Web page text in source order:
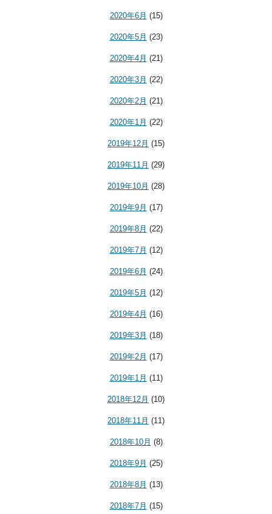
2020年6月 (15)
2020年5月 (23)
2020年4月 (21)
2020年3月 (22)
2020年2月 (21)
2020年1月 (22)
2019年12月 (15)
2019年11月 (29)
2019年10月 (28)
2019年9月 (17)
2019年8月 (22)
2019年7月 (12)
2019年6月 (24)
2019年5月 (12)
2019年4月 (16)
2019年3月 (18)
2019年2月 (17)
2019年1月 (11)
2018年12月 (10)
2018年11月 (11)
2018年10月 (8)
2018年9月 (25)
2018年8月 (13)
2018年7月 (15)